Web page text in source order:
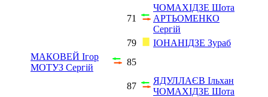
71
ЧОМАХІДЗЕ Шота
АРТЬОМЕНКО
Сергій
79
ІОНАНІДЗЕ Зураб
МАКОВЕЙ Ігор
МОТУЗ Сергій
85
87
ЯДУЛЛАЄВ Ільхан
ЧОМАХІДЗЕ Шота